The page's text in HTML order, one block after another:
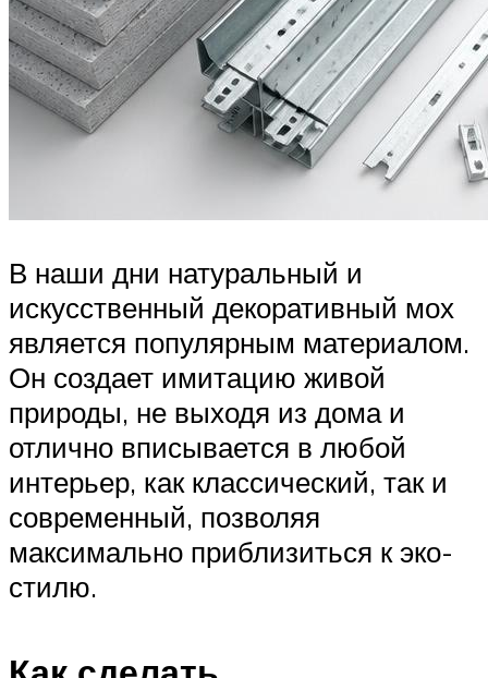
В наши дни натуральный и
искусственный декоративный мох
является популярным материалом.
Он создает имитацию живой
природы, не выходя из дома и
отлично вписывается в любой
интерьер, как классический, так и
современный, позволяя
максимально приблизиться к эко-
стилю.